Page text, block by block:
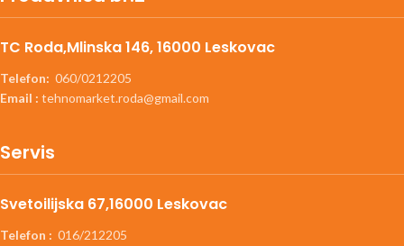
TC Roda,Mlinska 146, 16000 Leskovac
Telefon: 060/0212205
Email : tehnomarket.roda@gmail.com
Servis
Svetoilijska 67,16000 Leskovac
Telefon : 016/212205